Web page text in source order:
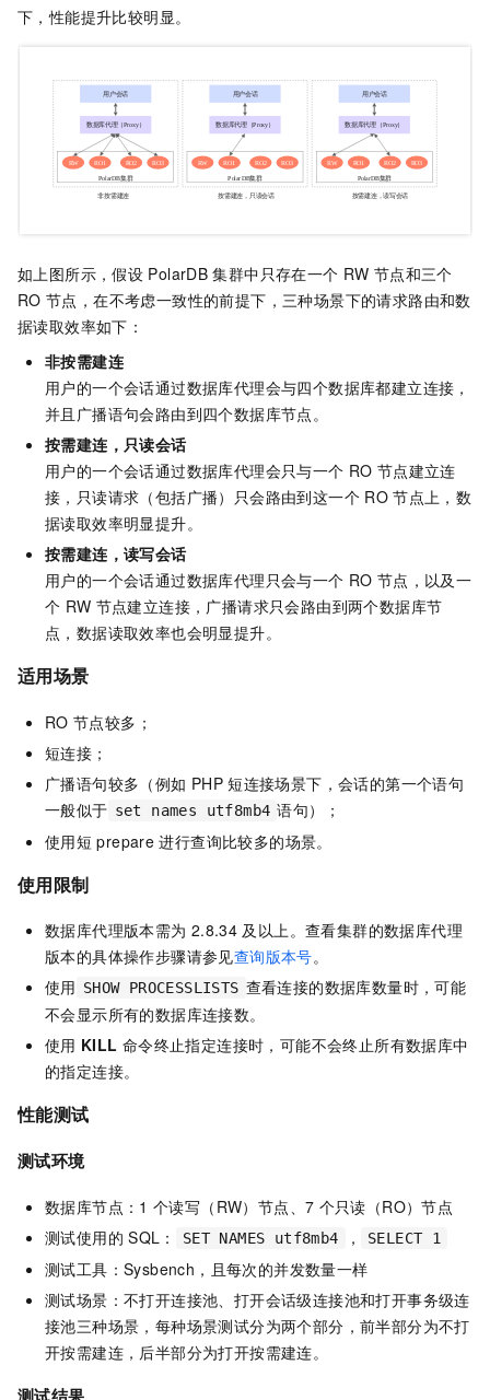
下，性能提升比较明显。
如上图所示，假设 PolarDB 集群中只存在一个 RW 节点和三个
RO 节点，在不考虑一致性的前提下，三种场景下的请求路由和数
据读取效率如下：
非按需建连
用户的一个会话通过数据库代理会与四个数据库都建立连接，
并且广播语句会路由到四个数据库节点。
按需建连，只读会话
用户的一个会话通过数据库代理会只与一个 RO 节点建立连
接，只读请求（包括广播）只会路由到这一个 RO 节点上，数
据读取效率明显提升。
按需建连，读写会话
用户的一个会话通过数据库代理只会与一个 RO 节点，以及一
个 RW 节点建立连接，广播请求只会路由到两个数据库节
点，数据读取效率也会明显提升。
适用场景
RO 节点较多；
短连接；
广播语句较多（例如 PHP 短连接场景下，会话的第一个语句
一般似于 set names utf8mb4 语句）；
使用短 prepare 进行查询比较多的场景。
使用限制
数据库代理版本需为 2.8.34 及以上。查看集群的数据库代理
版本的具体操作步骤请参见查询版本号。
使用 SHOW PROCESSLISTS 查看连接的数据库数量时，可能
不会显示所有的数据库连接数。
使用 KILL 命令终止指定连接时，可能不会终止所有数据库中
的指定连接。
性能测试
测试环境
数据库节点：1 个读写（RW）节点、7 个只读（RO）节点
测试使用的 SQL： SET NAMES utf8mb4 ， SELECT 1
测试工具：Sysbench，且每次的并发数量一样
测试场景：不打开连接池、打开会话级连接池和打开事务级连
接池三种场景，每种场景测试分为两个部分，前半部分为不打
开按需建连，后半部分为打开按需建连。